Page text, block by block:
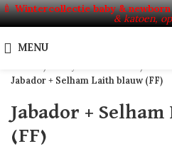
🍼Wintercollectie baby &
& katoen,
MENU
NEW
Click to enlarge
Jabador + Selham Laith blauw (FF)
Jabador +
(FF)